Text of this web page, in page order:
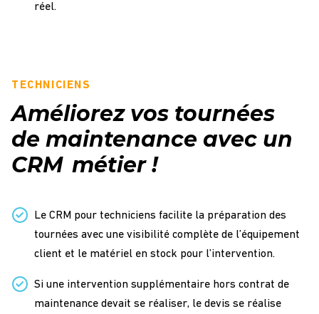
réel.
TECHNICIENS
Améliorez vos tournées
de maintenance avec un
CRM métier !
Le CRM pour techniciens facilite la préparation des
tournées avec une visibilité complète de l’équipement
client et le matériel en stock pour l’intervention.
Si une intervention supplémentaire hors contrat de
maintenance devait se réaliser, le devis se réalise